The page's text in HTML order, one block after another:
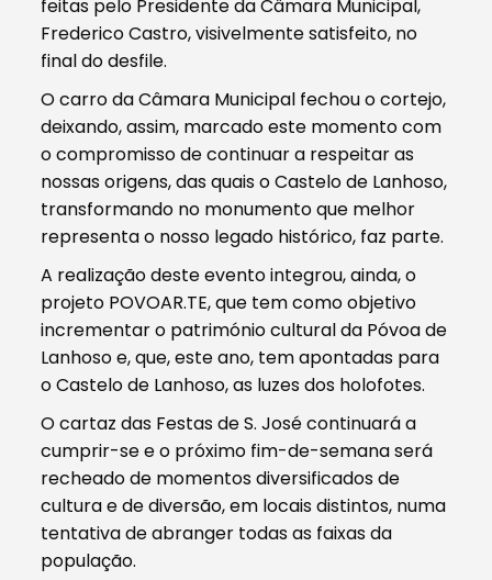
feitas pelo Presidente da Câmara Municipal,
Frederico Castro, visivelmente satisfeito, no
final do desfile.
O carro da Câmara Municipal fechou o cortejo,
deixando, assim, marcado este momento com
o compromisso de continuar a respeitar as
nossas origens, das quais o Castelo de Lanhoso,
transformando no monumento que melhor
representa o nosso legado histórico, faz parte.
A realização deste evento integrou, ainda, o
projeto POVOAR.TE, que tem como objetivo
incrementar o património cultural da Póvoa de
Lanhoso e, que, este ano, tem apontadas para
o Castelo de Lanhoso, as luzes dos holofotes.
O cartaz das Festas de S. José continuará a
cumprir-se e o próximo fim-de-semana será
recheado de momentos diversificados de
cultura e de diversão, em locais distintos, numa
tentativa de abranger todas as faixas da
população.